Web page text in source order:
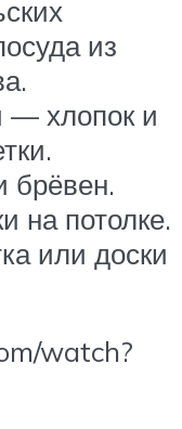
из
— хлопок и
брёвен.
на потолке.
или доски
watch?